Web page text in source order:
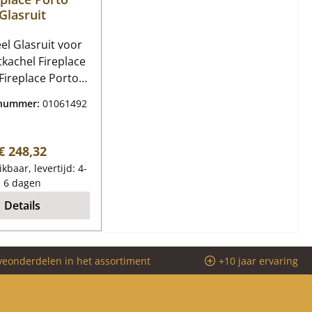
Glasruit
Glasruit voor
Fireplace
glaskeramiek
mm x 4 mm
Glas Vorm
01061492
prijs:
248,32
levertijd: 4-
6 dagen
Details
in het assortiment +10 jaar ervaring